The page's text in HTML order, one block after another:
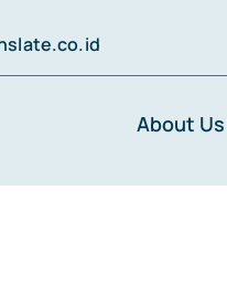
About Us